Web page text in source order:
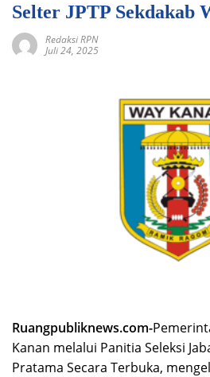
Selter JPTP Sekdakab
Redaksi RPN
Juli 24, 2025
Ruangpubliknews.com-
Kanan melalui Panitia Seleksi
Pratama Secara Terbuka,